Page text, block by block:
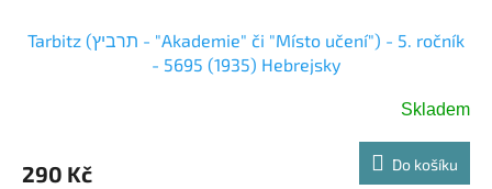
Tarbitz (תרביץ - "Akademie" či "Místo učení") - 5. ročník
- 5695 (1935) Hebrejsky
Skladem
290 Kč Do košíku